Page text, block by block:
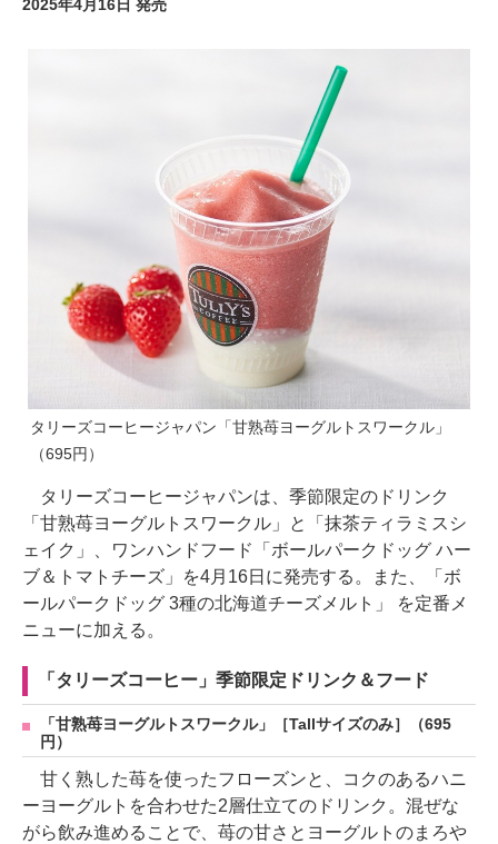
2025年4月16日 発売
タリーズコーヒージャパン「甘熟苺ヨーグルトスワークル」
（695円）
タリーズコーヒージャパンは、季節限定のドリンク
「甘熟苺ヨーグルトスワークル」と「抹茶ティラミスシ
ェイク」、ワンハンドフード「ボールパークドッグ ハー
ブ＆トマトチーズ」を4月16日に発売する。また、「ボ
ールパークドッグ 3種の北海道チーズメルト」 を定番メ
ニューに加える。
「タリーズコーヒー」季節限定ドリンク＆フード
「甘熟苺ヨーグルトスワークル」［Tallサイズのみ］（695
円）
甘く熟した苺を使ったフローズンと、コクのあるハニ
ーヨーグルトを合わせた2層仕立てのドリンク。混ぜな
がら飲み進めることで、苺の甘さとヨーグルトのまろや